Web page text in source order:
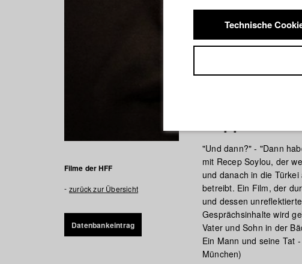
Filme der HFF
zurück zur Übersicht
Datenbankeintrag
"Und dann?" - "Dann
mit Recep Soylou, der
und danach in die
betreibt. Ein Film, der
und dessen
Gesprächsinhalte wird
Vater und Sohn in der
Ein Mann und seine Tat
München)
Technische